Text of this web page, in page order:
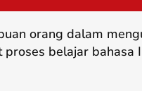
orang dalam
belajar bahasa